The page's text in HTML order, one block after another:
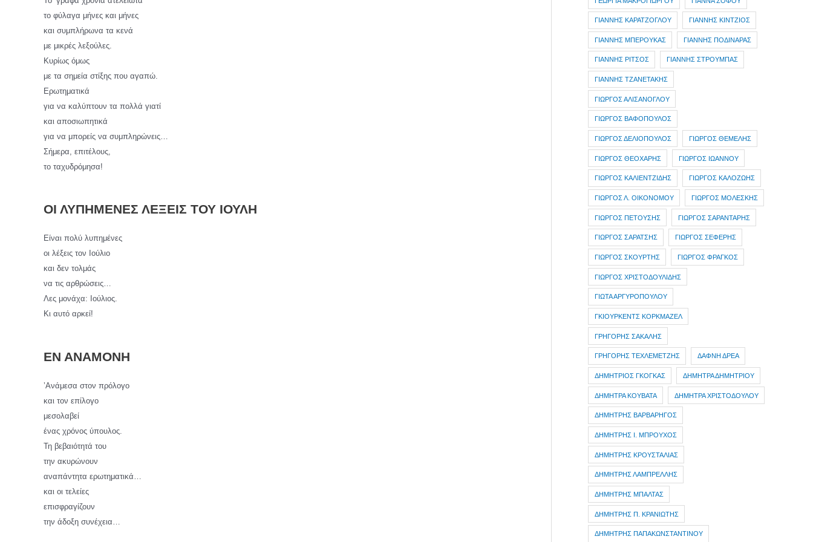
το φύλαγα μήνες και μήνες
και συμπλήρωνα τα κενά
με μικρές λεξούλες.
Κυρίως όμως
με τα σημεία στίξης που αγαπώ.
Ερωτηματικά
για να καλύπτουν τα πολλά γιατί
και αποσιωπητικά
για να μπορείς να συμπληρώνεις…
Σήμερα, επιτέλους,
το ταχυδρόμησα!
ΟΙ ΛΥΠΗΜΕΝΕΣ ΛΕΞΕΙΣ ΤΟΥ ΙΟΥΛΗ
Είναι πολύ λυπημένες
οι λέξεις τον Ιούλιο
και δεν τολμάς
να τις αρθρώσεις…
Λες μονάχα: Ιούλιος.
Κι αυτό αρκεί!
ΕΝ ΑΝΑΜΟΝΗ
’Ανάμεσα στον πρόλογο
και τον επίλογο
μεσολαβεί
ένας χρόνος ύπουλος.
Τη βεβαιότητά του
την ακυρώνουν
αναπάντητα ερωτηματικά…
και οι τελείες
επισφραγίζουν
την άδοξη συνέχεια…
ΓΙΑΝΝΗΣ ΚΑΡΑΤΖΟΓΛΟΥ ΓΙΑΝΝΗΣ ΚΙΝΤΖΙΟΣ
ΓΙΑΝΝΗΣ ΜΠΕΡΟΥΚΑΣ ΓΙΑΝΝΗΣ ΠΟΔΙΝΑΡΑΣ
ΓΙΑΝΝΗΣ ΡΙΤΣΟΣ ΓΙΑΝΝΗΣ ΣΤΡΟΥΜΠΑΣ
ΓΙΑΝΝΗΣ ΤΖΑΝΕΤΑΚΗΣ
ΓΙΩΡΓΟΣ ΑΛΙΣΑΝΟΓΛΟΥ
ΓΙΩΡΓΟΣ ΒΑΦΟΠΟΥΛΟΣ
ΓΙΩΡΓΟΣ ΔΕΛΙΟΠΟΥΛΟΣ ΓΙΩΡΓΟΣ ΘΕΜΕΛΗΣ
ΓΙΩΡΓΟΣ ΘΕΟΧΑΡΗΣ ΓΙΩΡΓΟΣ ΙΩΑΝΝΟΥ
ΓΙΩΡΓΟΣ ΚΑΛΙΕΝΤΖΙΔΗΣ ΓΙΩΡΓΟΣ ΚΑΛΟΖΩΗΣ
ΓΙΩΡΓΟΣ Λ. ΟΙΚΟΝΟΜΟΥ ΓΙΩΡΓΟΣ ΜΟΛΕΣΚΗΣ
ΓΙΩΡΓΟΣ ΠΕΤΟΥΣΗΣ ΓΙΩΡΓΟΣ ΣΑΡΑΝΤΑΡΗΣ
ΓΙΩΡΓΟΣ ΣΑΡΑΤΣΗΣ ΓΙΩΡΓΟΣ ΣΕΦΕΡΗΣ
ΓΙΩΡΓΟΣ ΣΚΟΥΡΤΗΣ ΓΙΩΡΓΟΣ ΦΡΑΓΚΟΣ
ΓΙΩΡΓΟΣ ΧΡΙΣΤΟΔΟΥΛΙΔΗΣ
ΓΙΩΤΑ ΑΡΓΥΡΟΠΟΥΛΟΥ
ΓΚΙΟΥΡΚΕΝΤΣ ΚΟΡΚΜΑΖΕΛ
ΓΡΗΓΟΡΗΣ ΣΑΚΑΛΗΣ
ΓΡΗΓΟΡΗΣ ΤΕΧΛΕΜΕΤΖΗΣ ΔΑΦΝΗ ΔΡΕΑ
ΔΗΜΗΤΡIOΣ ΓΚΟΓΚΑΣ ΔΗΜΗΤΡΑ ΔΗΜΗΤΡΙΟΥ
ΔΗΜΗΤΡΑ ΚΟΥΒΑΤΑ ΔΗΜΗΤΡΑ ΧΡΙΣΤΟΔΟΥΛΟΥ
ΔΗΜΗΤΡΗΣ ΒΑΡΒΑΡΗΓΟΣ
ΔΗΜΗΤΡΗΣ Ι. ΜΠΡΟΥΧΟΣ
ΔΗΜΗΤΡΗΣ ΚΡΟΥΣΤΑΛΙΑΣ
ΔΗΜΗΤΡΗΣ ΛΑΜΠΡΕΛΛΗΣ
ΔΗΜΗΤΡΗΣ ΜΠΑΛΤΑΣ
ΔΗΜΗΤΡΗΣ Π. ΚΡΑΝΙΩΤΗΣ
ΔΗΜΗΤΡΗΣ ΠΑΠΑΚΩΝΣΤΑΝΤΙΝΟΥ